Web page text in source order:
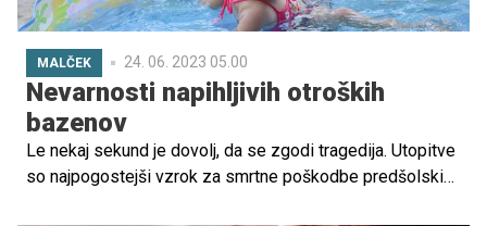
MALČEK 24. 06. 2023 05.00
Nevarnosti napihljivih otroških
bazenov
Le nekaj sekund je dovolj, da se zgodi tragedija. Utopitve
so najpogostejši vzrok za smrtne poškodbe predšolskih